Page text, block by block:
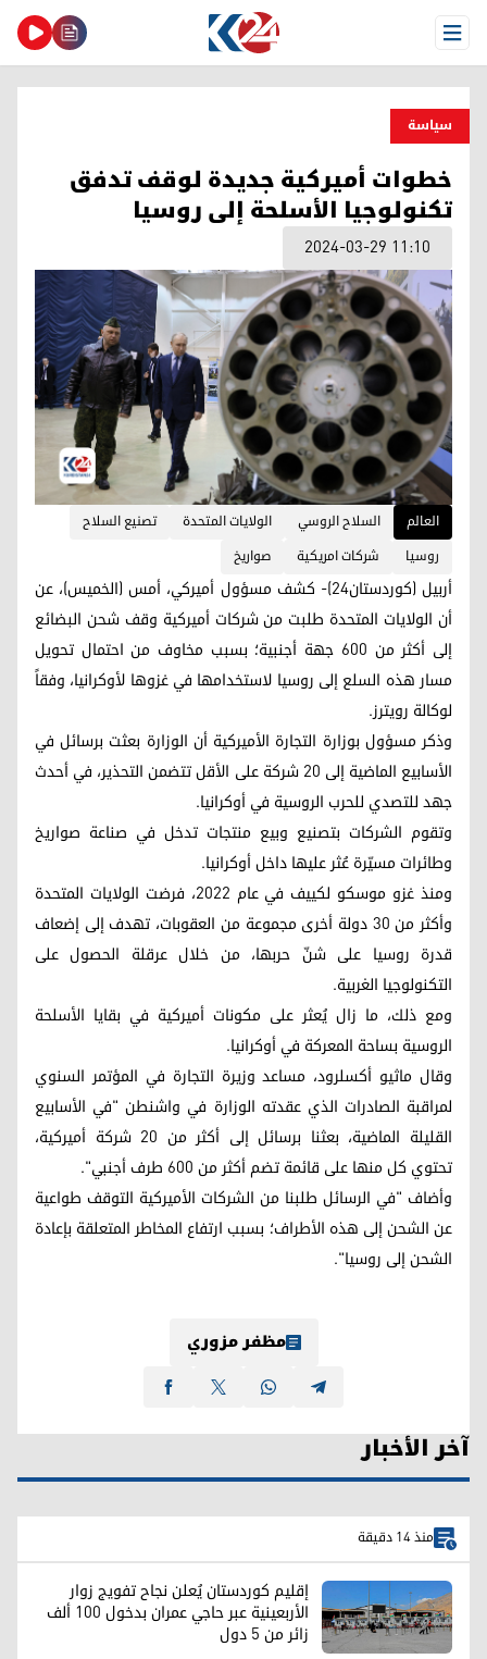
Open Menu
سیاسة
خطوات أميركية جديدة لوقف تدفق
تكنولوجيا الأسلحة إلى روسيا
2024-03-29 11:10
العالم السلاح الروسي الولايات المتحدة
تصنيع السلاح
روسيا
شركات امريكية صواريخ
أربيل (كوردستان24)- كشف مسؤول أميركي، أمس (الخميس)، عن
أن الولايات المتحدة طلبت من شركات أميركية وقف شحن البضائع
إلى أكثر من 600 جهة أجنبية؛ بسبب مخاوف من احتمال تحويل
مسار هذه السلع إلى روسيا لاستخدامها في غزوها لأوكرانيا، وفقاً
لوكالة رويترز.
وذكر مسؤول بوزارة التجارة الأميركية أن الوزارة بعثت برسائل في
الأسابيع الماضية إلى 20 شركة على الأقل تتضمن التحذير، في أحدث
جهد للتصدي للحرب الروسية في أوكرانيا.
وتقوم الشركات بتصنيع وبيع منتجات تدخل في صناعة صواريخ
وطائرات مسيّرة عُثر عليها داخل أوكرانيا.
ومنذ غزو موسكو لكييف في عام 2022، فرضت الولايات المتحدة
وأكثر من 30 دولة أخرى مجموعة من العقوبات، تهدف إلى إضعاف
قدرة روسيا على شنّ حربها، من خلال عرقلة الحصول على
التكنولوجيا الغربية.
ومع ذلك، ما زال يُعثر على مكونات أميركية في بقايا الأسلحة
الروسية بساحة المعركة في أوكرانيا.
وقال ماثيو أكسلرود، مساعد وزيرة التجارة في المؤتمر السنوي
لمراقبة الصادرات الذي عقدته الوزارة في واشنطن "في الأسابيع
القليلة الماضية، بعثنا برسائل إلى أكثر من 20 شركة أميركية،
تحتوي كل منها على قائمة تضم أكثر من 600 طرف أجنبي".
وأضاف "في الرسائل طلبنا من الشركات الأميركية التوقف طواعية
عن الشحن إلى هذه الأطراف؛ بسبب ارتفاع المخاطر المتعلقة بإعادة
الشحن إلى روسيا".
مظفر مزوري
آخر الأخبار
منذ 14 دقيقة
إقليم كوردستان يُعلن نجاح تفويج زوار
الأربعينية عبر حاجي عمران بدخول 100 ألف
زائر من 5 دول